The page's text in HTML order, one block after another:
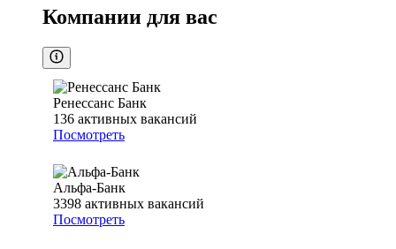
Компании для вас
Ренессанс Банк
136 активных вакансий
Посмотреть
Альфа-Банк
3398 активных вакансий
Посмотреть